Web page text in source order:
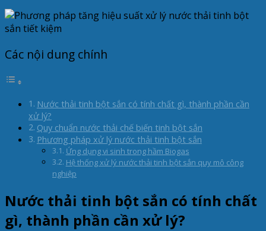
Các nội dung chính
Nước thải tinh bột sắn có tính chất gì, thành phần cần
xử lý?
Quy chuẩn nước thải chế biến tinh bột sắn
Phương pháp xử lý nước thải tinh bột sắn
Ứng dụng vi sinh trong hầm Biogas
Hệ thống xử lý nước thải tinh bột sắn quy mô công
nghiệp
Nước thải tinh bột sắn có tính chất
gì, thành phần cần xử lý?